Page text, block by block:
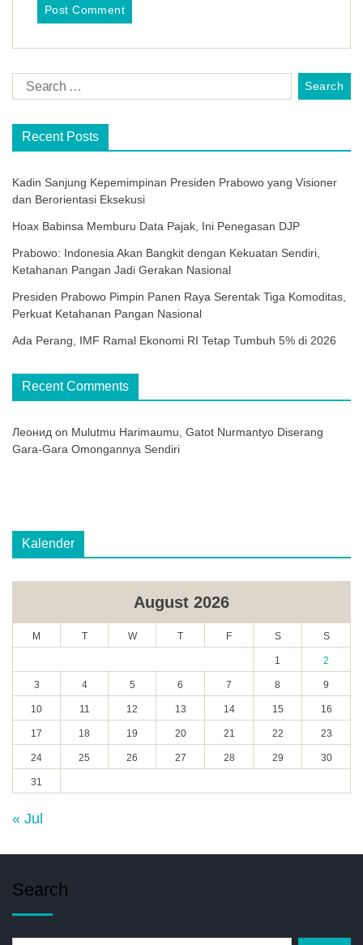
Recent Posts
Kadin Sanjung Kepemimpinan Presiden Prabowo yang Visioner
dan Berorientasi Eksekusi
Hoax Babinsa Memburu Data Pajak, Ini Penegasan DJP
Prabowo: Indonesia Akan Bangkit dengan Kekuatan Sendiri,
Ketahanan Pangan Jadi Gerakan Nasional
Presiden Prabowo Pimpin Panen Raya Serentak Tiga Komoditas,
Perkuat Ketahanan Pangan Nasional
Ada Perang, IMF Ramal Ekonomi RI Tetap Tumbuh 5% di 2026
Recent Comments
Леонид on Mulutmu Harimaumu, Gatot Nurmantyo Diserang
Gara-Gara Omongannya Sendiri
Kalender
August 2026
M T W T F S S
1 2
3 4 5 6 7 8 9
10 11 12 13 14 15 16
17 18 19 20 21 22 23
24 25 26 27 28 29 30
31
« Jul
Search